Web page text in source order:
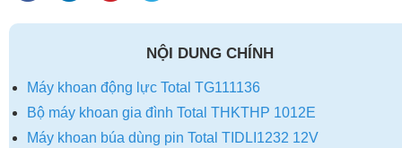
NỘI DUNG CHÍNH
Máy khoan động lực Total TG111136
Bộ máy khoan gia đình Total THKTHP 1012E
Máy khoan búa dùng pin Total TIDLI1232 12V